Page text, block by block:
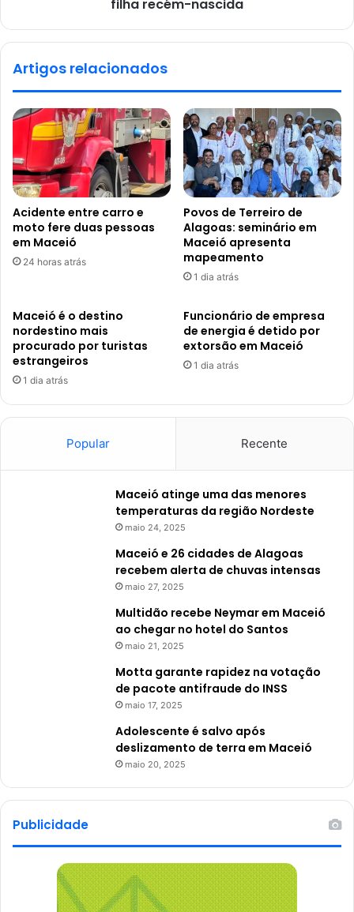
filha recém-nascida
Artigos relacionados
Acidente entre carro e
moto fere duas pessoas
em Maceió
24 horas atrás
Povos de Terreiro de
Alagoas: seminário em
Maceió apresenta
mapeamento
1 dia atrás
Maceió é o destino
nordestino mais
procurado por turistas
estrangeiros
1 dia atrás
Funcionário de empresa
de energia é detido por
extorsão em Maceió
1 dia atrás
Popular Recente
Maceió atinge uma das menores
temperaturas da região Nordeste
maio 24, 2025
Maceió e 26 cidades de Alagoas
recebem alerta de chuvas intensas
maio 27, 2025
Multidão recebe Neymar em Maceió
ao chegar no hotel do Santos
maio 21, 2025
Motta garante rapidez na votação
de pacote antifraude do INSS
maio 17, 2025
Adolescente é salvo após
deslizamento de terra em Maceió
maio 20, 2025
Publicidade